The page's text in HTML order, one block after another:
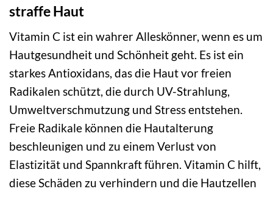
straffe Haut
Vitamin C ist ein wahrer Alleskönner, wenn es um
Hautgesundheit und Schönheit geht. Es ist ein
starkes Antioxidans, das die Haut vor freien
Radikalen schützt, die durch UV-Strahlung,
Umweltverschmutzung und Stress entstehen.
Freie Radikale können die Hautalterung
beschleunigen und zu einem Verlust von
Elastizität und Spannkraft führen. Vitamin C hilft,
diese Schäden zu verhindern und die Hautzellen